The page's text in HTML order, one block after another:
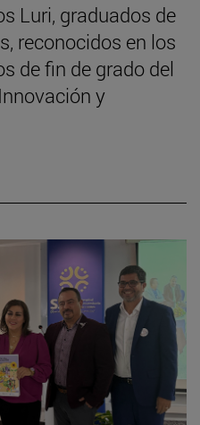
Luri, graduados de
reconocidos en los
de fin de grado del
y